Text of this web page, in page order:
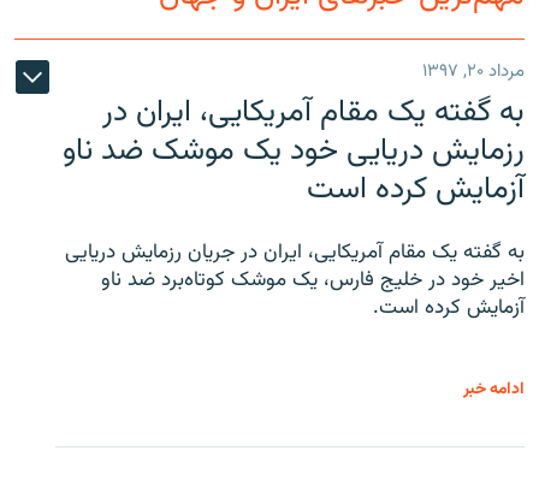
زبان‌های دیگر
مرداد ۲۰, ۱۳۹۷
به گفته یک مقام آمریکایی، ایران در
رزمایش دریایی خود یک موشک ضد ناو
آزمایش کرده است
به گفته یک مقام آمریکایی، ایران در جریان رزمایش دریایی
اخیر خود در خلیج فارس، یک موشک کوتاه‌برد ضد ناو
آزمایش کرده است.
ادامه خبر